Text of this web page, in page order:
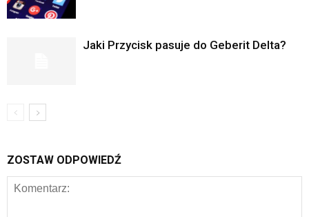
Jaki Przycisk pasuje do Geberit Delta?
ZOSTAW ODPOWIEDŹ